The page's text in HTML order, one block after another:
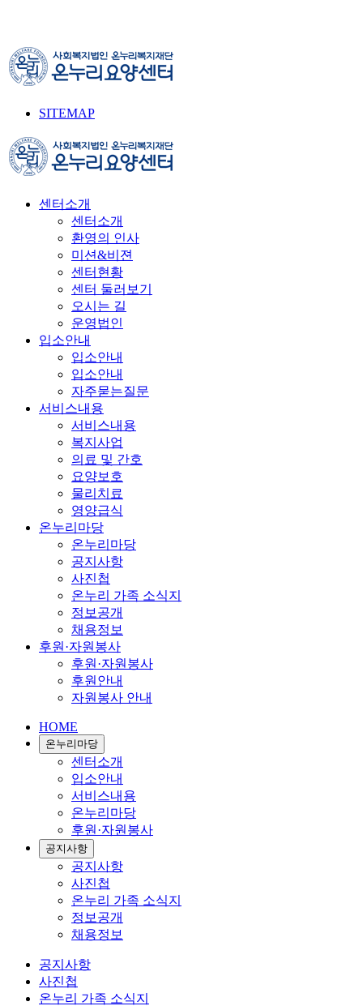
SITEMAP
센터소개
센터소개
환영의 인사
미션&비젼
센터현황
센터 둘러보기
오시는 길
운영법인
입소안내
입소안내
입소안내
자주묻는질문
서비스내용
서비스내용
복지사업
의료 및 간호
요양보호
물리치료
영양급식
온누리마당
온누리마당
공지사항
사진첩
온누리 가족 소식지
정보공개
채용정보
후원·자원봉사
후원·자원봉사
후원안내
자원봉사 안내
HOME
온누리마당
센터소개
입소안내
서비스내용
온누리마당
후원·자원봉사
공지사항
공지사항
사진첩
온누리 가족 소식지
정보공개
채용정보
공지사항
사진첩
온누리 가족 소식지